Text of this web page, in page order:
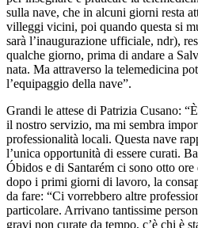
sulla nave, che in alcuni giorni resta
villeggi vicini, poi quando questa si
sarà l’inaugurazione ufficiale, ndr),
qualche giorno, prima di andare a
nata. Ma attraverso la telemedicina
l’equipaggio della nave”.
Grandi le attese di Patrizia Cusano:
il nostro servizio, ma mi sembra
professionalità locali. Questa nave
l’unica opportunità di essere curati.
Óbidos e di Santarém ci sono otto
dopo i primi giorni di lavoro, la
da fare: “Ci vorrebbero altre
particolare. Arrivano tantissime
gravi non curate da tempo, c’è chi è